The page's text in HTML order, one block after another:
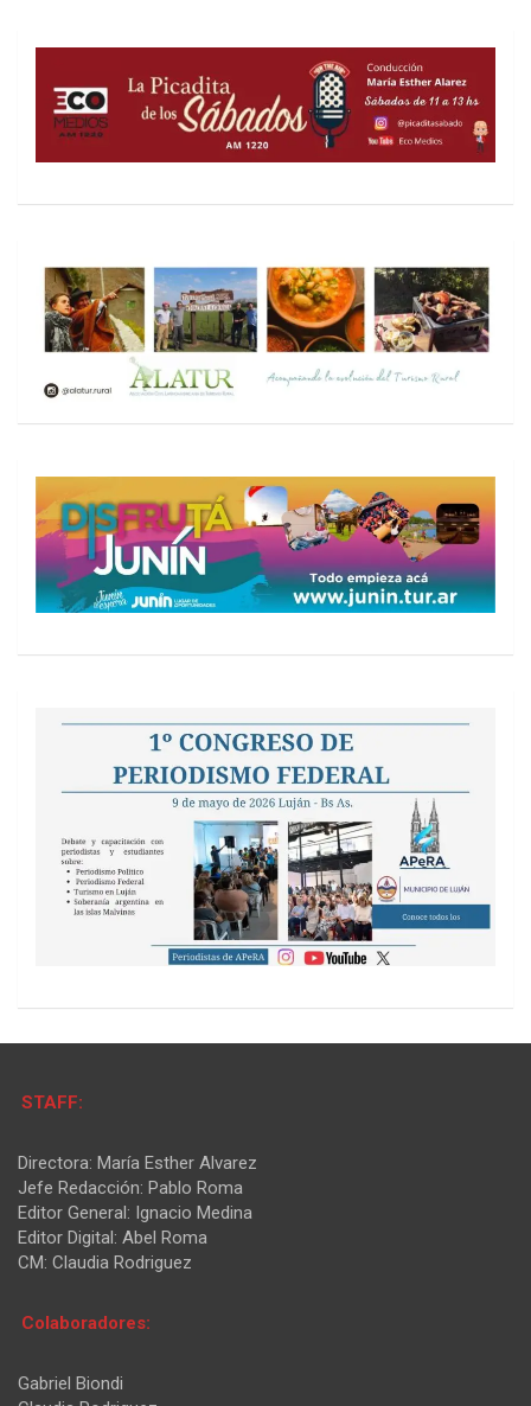
STAFF:
Directora: María Esther Alvarez
Jefe Redacción: Pablo Roma
Editor General: Ignacio Medina
Editor Digital: Abel Roma
CM: Claudia Rodriguez
Colaboradores:
Gabriel Biondi